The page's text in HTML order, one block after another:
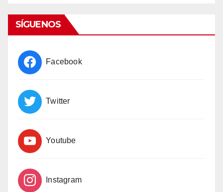
SÍGUENOS
Facebook
Twitter
Youtube
Instagram